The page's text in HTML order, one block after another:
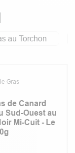
au Torchon
Gras
de Canard
Sud-Ouest au
Mi-Cuit - Le